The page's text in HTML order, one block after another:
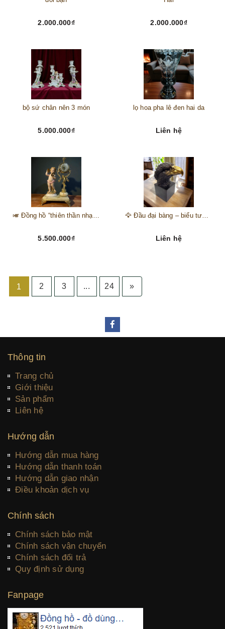
2.000.000₫ 2.000.000₫
bộ sứ chân nên 3 món
5.000.000₫
lọ hoa pha lê đen hai da
Liên hệ
🎺 Đồng hồ “thiên thần nhạc hội” – tuyệt mỹ phẩm trang trí phong cách hoàng gia 🎼
5.500.000₫
🦅 Đầu đại bàng – biểu tượng của kẻ chinh phục trên đỉnh núi thành công 🦅
Liên hệ
1 2 3 ... 24 »
Thông tin
Trang chủ
Giới thiệu
Sản phẩm
Liên hệ
Hướng dẫn
Hướng dẫn mua hàng
Hướng dẫn thanh toán
Hướng dẫn giao nhận
Điều khoản dịch vụ
Chính sách
Chính sách bảo mật
Chính sách vận chuyển
Chính sách đổi trả
Quy định sử dụng
Fanpage